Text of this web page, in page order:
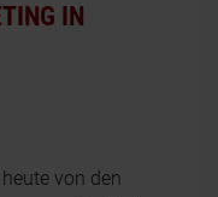
IN
von den